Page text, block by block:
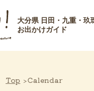
大分県 日田・九重・玖
お出かけガイド
Top Calendar